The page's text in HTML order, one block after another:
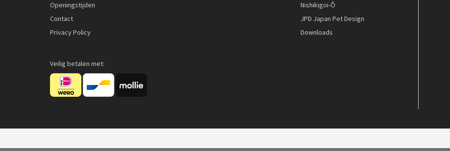
Openingstijden
Contact
Privacy Policy
Veilig betalen met:
Nishikigoi-Ô
JPD Japan Pet Design
Downloads